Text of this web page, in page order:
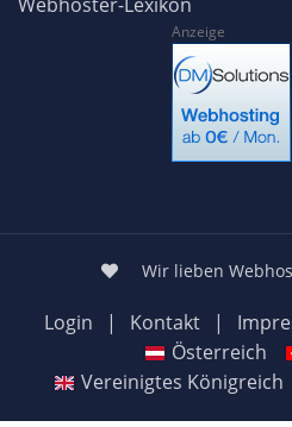
Anzeige
Wir lieben
Login | Kontakt |
Österreich
Vereinigtes Königreich